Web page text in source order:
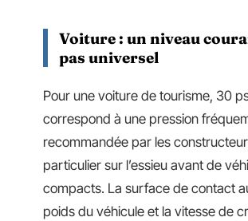
Voiture : un niveau
pas universel
Pour une voiture de tourisme, 30
correspond à une pression
recommandée par les
particulier sur l’essieu avant de
compacts. La surface de contact
poids du véhicule et la vitesse de